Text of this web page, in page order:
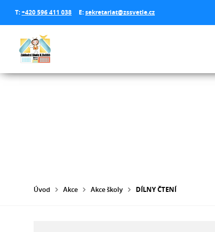
T:+420 596 411 038 E:sekretariat@zssvetle.cz
Úvod Akce Akce školy DÍLNY ČTENÍ